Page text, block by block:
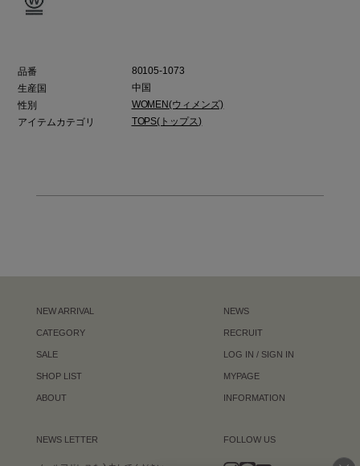
品番
80105-1073
生産国
中国
性別
WOMEN(ウィメンズ)
アイテムカテゴリ
TOPS(トップス)
NEW ARRIVAL
CATEGORY
SALE
SHOP LIST
ABOUT
NEWS LETTER
NEWS
RECRUIT
LOG IN / SIGN IN
MYPAGE
INFORMATION
FOLLOW US